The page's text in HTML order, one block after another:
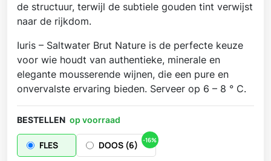
de structuur, terwijl de subtiele gouden tint verwijst
naar de rijkdom.
Iuris – Saltwater Brut Nature is de perfecte keuze
voor wie houdt van authentieke, minerale en
elegante mousserende wijnen, die een pure en
onvervalste ervaring bieden. Serveer op 6 – 8 ° C.
BESTELLEN op voorraad
FLES DOOS (6) -16%